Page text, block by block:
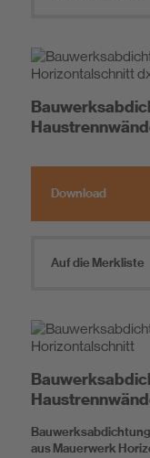
Download
Auf die Merkliste
aus Mauerwerk